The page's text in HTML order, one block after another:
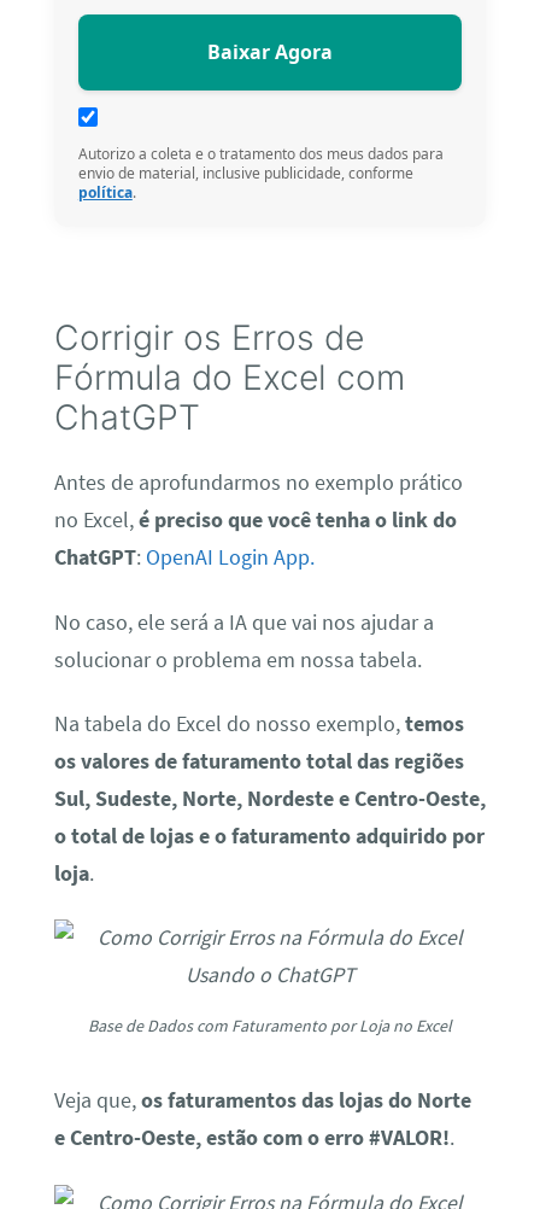
Autorizo a coleta e o tratamento dos meus dados para
envio de material, inclusive publicidade, conforme
política.
Corrigir os Erros de
Fórmula do Excel com
ChatGPT
Antes de aprofundarmos no exemplo prático
no Excel,é preciso que você tenha o link do
ChatGPT: OpenAI Login App.
No caso, ele será a IA que vai nos ajudar a
solucionar o problema em nossa tabela.
Na tabela do Excel do nosso exemplo,temos
os valores de faturamento total das regiões
Sul, Sudeste, Norte, Nordeste e Centro-Oeste,
o total de lojas e o faturamento adquirido por
loja.
Base de Dados com Faturamento por Loja no Excel
Veja que,os faturamentos das lojas do Norte
e Centro-Oeste, estão com o erro #VALOR!.